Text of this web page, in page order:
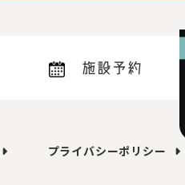
施設予約
プライバシーポリシー